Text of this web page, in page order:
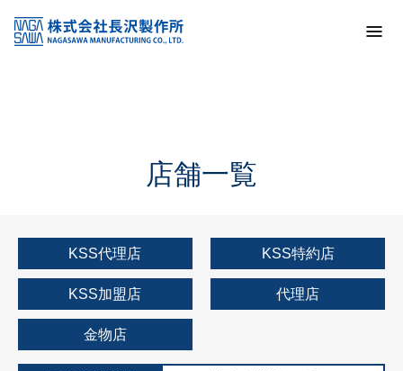
KSS加盟店・取扱店情報
店舗一覧
店舗一覧
KSS代理店 KSS特約店
KSS加盟店 代理店
金物店